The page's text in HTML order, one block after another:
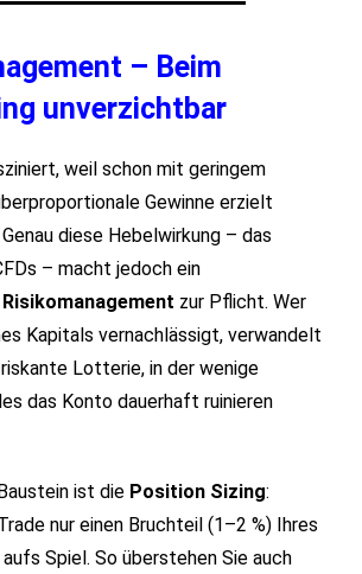
– Beim
unverzichtbar
weil schon mit geringem
Gewinne erzielt
diese Hebelwirkung – das
– macht jedoch ein
Risikomanagement zur Pflicht. Wer
Kapitals vernachlässigt, verwandelt
riskante Lotterie, in der wenige
das Konto dauerhaft ruinieren
ist die Position Sizing:
nur einen Bruchteil (1–2 %) Ihres
Spiel. So überstehen Sie auch